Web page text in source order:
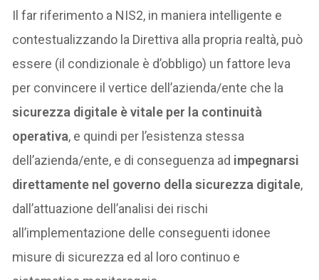
Il far riferimento a NIS2, in maniera intelligente e
contestualizzando la Direttiva alla propria realtà, può
essere (il condizionale è d’obbligo) un fattore leva
per convincere il vertice dell’azienda/ente che la
sicurezza digitale è vitale per la continuità
operativa, e quindi per l’esistenza stessa
dell’azienda/ente, e di conseguenza ad impegnarsi
direttamente nel governo della sicurezza digitale,
dall’attuazione dell’analisi dei rischi
all’implementazione delle conseguenti idonee
misure di sicurezza ed al loro continuo e